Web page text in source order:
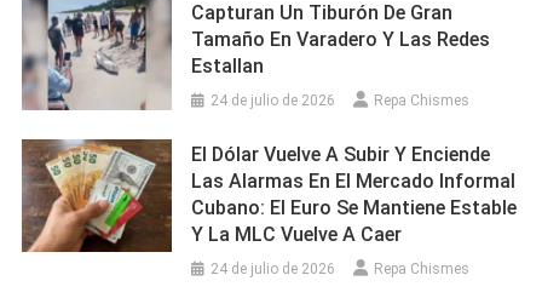
Capturan Un Tiburón De Gran
Tamaño En Varadero Y Las Redes
Estallan
24 de julio de 2026 Repa Chismes
El Dólar Vuelve A Subir Y Enciende
Las Alarmas En El Mercado Informal
Cubano: El Euro Se Mantiene Estable
Y La MLC Vuelve A Caer
24 de julio de 2026 Repa Chismes